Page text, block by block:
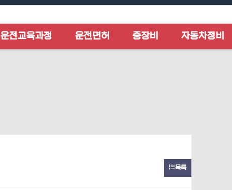
운전교육과정 운전면허 중장비
자동차정비
목록